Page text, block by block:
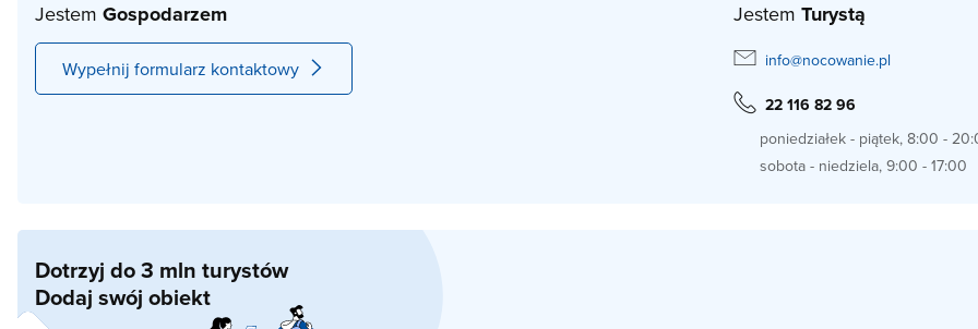
Jestem Gospodarzem
Wypełnij formularz kontaktowy
Jestem Turystą
info@nocowanie.pl
22 116 82 96
poniedziałek - piątek, 8:00 -
sobota - niedziela, 9:00 - 17:00
Dotrzyj do 3 mln turystów
Dodaj swój obiekt